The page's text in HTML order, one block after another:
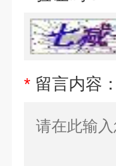
* 留言内容：